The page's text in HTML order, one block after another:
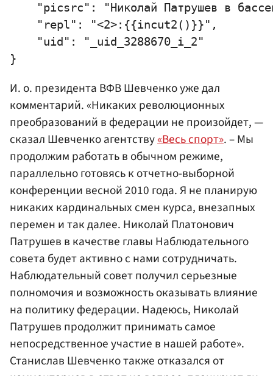
"picsrc": "Николай Патрушев в
    "repl": "<2>:{{incut2()}}",
    "uid": "_uid_3288670_i_2"
И. о. президента ВФВ Шевченко уже дал
комментарий. «Никаких революционных
преобразований в федерации не произойдет, —
сказал Шевченко агентству«Весь спорт». – Мы
продолжим работать в обычном режиме,
параллельно готовясь к отчетно-выборной
конференции весной 2010 года. Я не планирую
никаких кардинальных смен курса, внезапных
перемен и так далее. Николай Платонович
Патрушев в качестве главы Наблюдательного
совета будет активно с нами сотрудничать.
Наблюдательный совет получил серьезные
полномочия и возможность оказывать влияние
на политику федерации. Надеюсь, Николай
Патрушев продолжит принимать самое
непосредственное участие в нашей работе».
Станислав Шевченко также отказался от